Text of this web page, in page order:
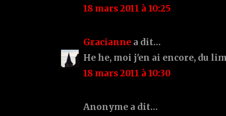
18 mars 2011 à 10:25
Gracianne a dit…
He he, moi j'en ai encore, du
18 mars 2011 à 10:30
Anonyme a dit…